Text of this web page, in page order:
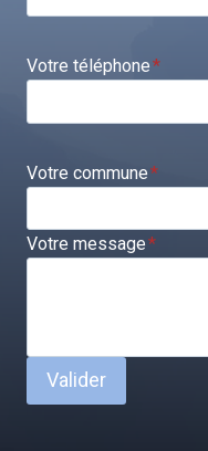
Votre téléphone*
Votre commune*
Votre message*
Valider